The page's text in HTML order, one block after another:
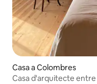
Casa a Colombres
Casa d'arquitecte